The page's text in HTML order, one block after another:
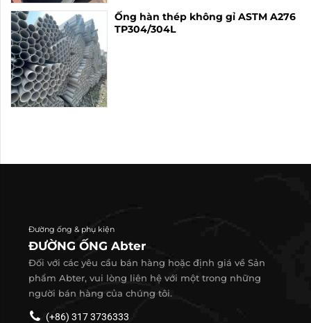
Ống hàn thép không gỉ ASTM A276
TP304/304L
Đường ống & phụ kiện
ĐƯỜNG ỐNG Abter
Đối với các yêu cầu bán hàng hoặc định giá về Sản
phẩm Abter, vui lòng liên hệ với một trong những
người bán hàng của chúng tôi.
(+86) 317 3736333